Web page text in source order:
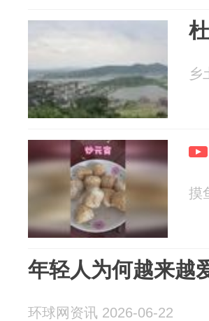
乡
摸
年轻人为何越来越
环球网资讯 2026-06-22